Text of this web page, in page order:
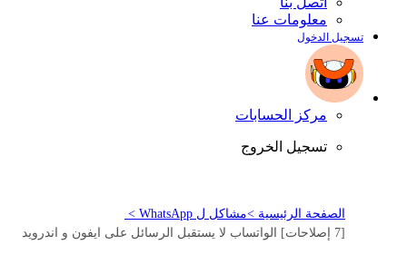
معلومات عنا
تسجيل الدخول
مركز الحسابات
تسجيل الخروج
الصفحة الرئيسية >مشاكل ل WhatsApp >
[7 إصلاحات] الواتساب لا يستقبل الرسائل على ايفون و اندرويد